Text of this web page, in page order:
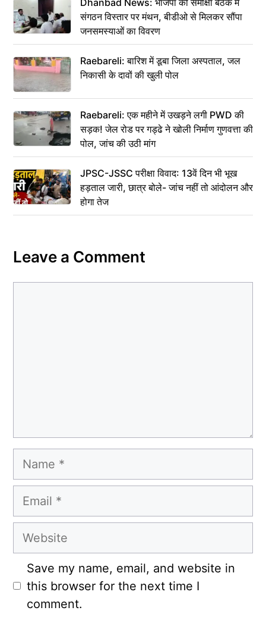
संगठन विस्तार पर मंथन, बीडीओ से मिलकर सौंपा
जनसमस्याओं का विवरण
Raebareli: बारिश में डूबा जिला अस्पताल, जल
निकासी के दावों की खुली पोल
Raebareli: एक महीने में उखड़ने लगी PWD की
सड़क! जेल रोड पर गड्ढे ने खोली निर्माण गुणवत्ता की
पोल, जांच की उठी मांग
JPSC-JSSC परीक्षा विवाद: 13वें दिन भी भूख
हड़ताल जारी, छात्र बोले- जांच नहीं तो आंदोलन और
होगा तेज
Leave a Comment
Name
Email
Website
Save my name, email, and website in
this browser for the next time I
comment.